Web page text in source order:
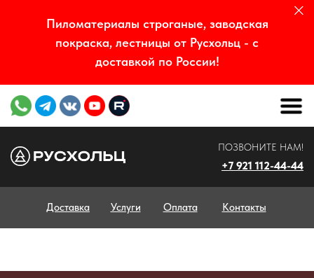
Пиломатериалы строганые, заводская
покраска, лестницы от Русхольц - с
доставкой по России!
ПОЗВОНИТЕ НАМ!
+7 921 112-44-44
Доставка Услуги Оплата Контакты